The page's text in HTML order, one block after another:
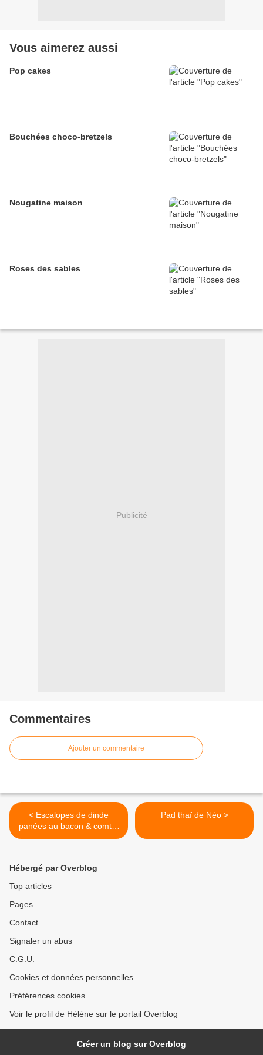
Vous aimerez aussi
Pop cakes
Bouchées choco-bretzels
Nougatine maison
Roses des sables
Publicité
Commentaires
Ajouter un commentaire
< Escalopes de dinde
panées au bacon & comté,
façon cordon bleu
Pad thaï de Néo >
Hébergé par Overblog
Top articles
Pages
Contact
Signaler un abus
C.G.U.
Cookies et données personnelles
Préférences cookies
Voir le profil de Hélène sur le portail Overblog
Créer un blog sur Overblog